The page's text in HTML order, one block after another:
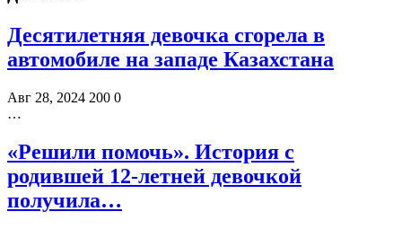
Десятилетняя девочка сгорела в
автомобиле на западе Казахстана
Авг 28, 2024 200 0
…
«Решили помочь». История с
родившей 12-летней девочкой
получила…